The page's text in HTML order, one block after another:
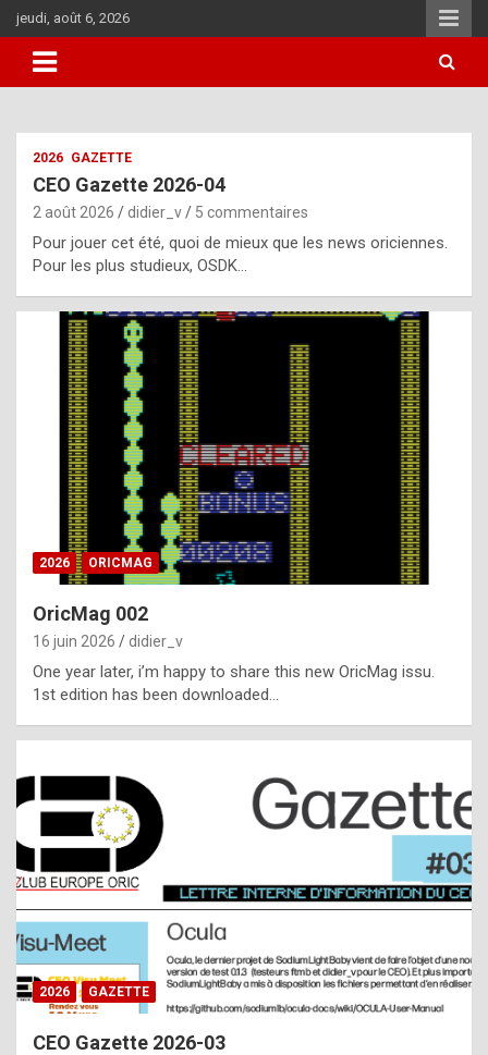
Aller
au
contenu
jeudi, août 6, 2026
i
u
l
y
d
i
ff
i
l
t
t
s
t
a
s
i
2026 GAZETTE
CEO Gazette 2026-04
2 août 2026 didier_v 5 commentaires
Pour jouer cet été, quoi de mieux que les news oriciennes.
Pour les plus studieux, OSDK…
2026 ORICMAG
OricMag 002
16 juin 2026 didier_v
One year later, i’m happy to share this new OricMag issu.
1st edition has been downloaded…
2026 GAZETTE
CEO Gazette 2026-03